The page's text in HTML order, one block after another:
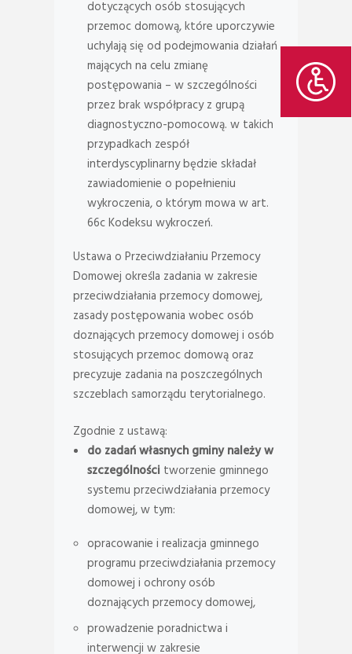
dotyczących osób stosujących
przemoc domową, które uporczywie
uchylają się od podejmowania działań
mających na celu zmianę
postępowania – w szczególności
przez brak współpracy z grupą
diagnostyczno-pomocową. w takich
przypadkach zespół
interdyscyplinarny będzie składał
zawiadomienie o popełnieniu
wykroczenia, o którym mowa w art.
66c Kodeksu wykroczeń.
Ustawa o Przeciwdziałaniu Przemocy
Domowej określa zadania w zakresie
przeciwdziałania przemocy domowej,
zasady postępowania wobec osób
doznających przemocy domowej i osób
stosujących przemoc domową oraz
precyzuje zadania na poszczególnych
szczeblach samorządu terytorialnego.
Zgodnie z ustawą:
do zadań własnych gminy należy w
szczególności tworzenie gminnego
systemu przeciwdziałania przemocy
domowej, w tym:
opracowanie i realizacja gminnego
programu przeciwdziałania przemocy
domowej i ochrony osób
doznających przemocy domowej,
prowadzenie poradnictwa i
interwencji w zakresie